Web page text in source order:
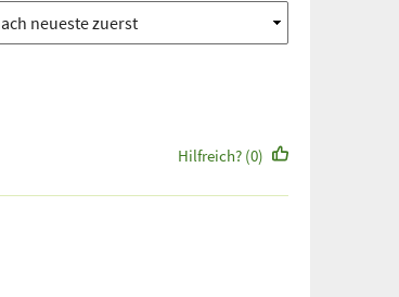
Hilfreich? (0)